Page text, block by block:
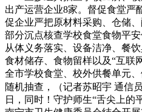
出产运营企业8家。督促食堂严
促企业严把原材料采购、仓储
部分沉点核查学校食堂食物平
从体义务落实、设备洁净、餐
食材储存、食物留样以及“互联
全市学校食堂、校外供餐单元
随机抽查，（记者苏昭宇 通信
日，同时！守护师生“舌尖上的